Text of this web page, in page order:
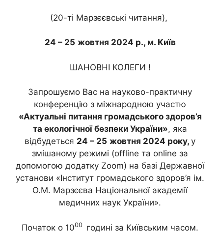
(20-ті Марзєєвські читання),
24 – 25 жовтня 2024 р., м. Київ
ШАНОВНІ КОЛЕГИ !
Запрошуємо Вас на науково-практичну
конференцію з міжнародною участю
«Актуальні питання громадського здоров’я
та екологічної безпеки України», яка
відбудеться 24 – 25 жовтня 2024 року, у
змішаному режимі (offline та online за
допомогою додатку Zoom) на базі Державної
установи «Інститут громадського здоров’я ім.
О.М. Марзєєва Національної академії
медичних наук України».
Початок о 1000 годині за Київським часом.